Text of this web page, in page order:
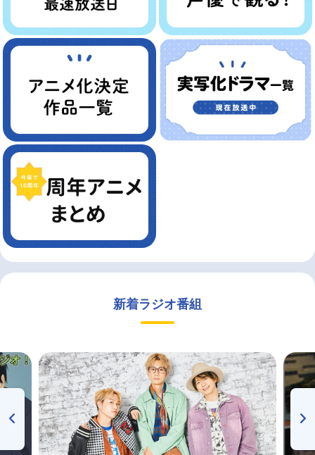
新着ラジオ番組